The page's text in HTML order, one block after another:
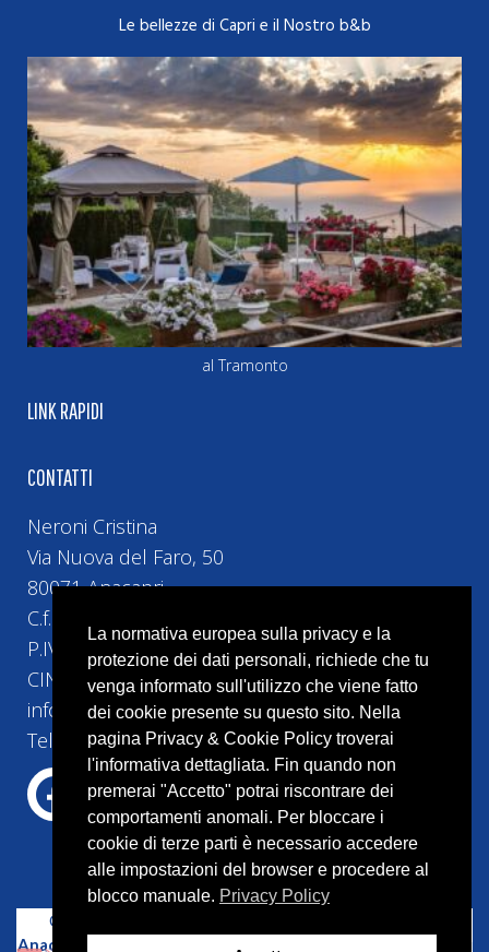
Le bellezze di Capri e il Nostro b&b
al Tramonto
LINK RAPIDI
CONTATTI
Neroni Cristina
Via Nuova del Faro, 50
80071 Anacapri
C.f. NRNCST74H5H5010
P.IVA 10493161219
CIN IT063004B42HRGVIGV
info@bebvillacristina.it
Tel:+39 328 4524 258
Copyright © 2023 –
Anacapri
La normativa europea sulla privacy e la
protezione dei dati personali, richiede che tu
venga informato sull'utilizzo che viene fatto
dei cookie presente su questo sito. Nella
pagina Privacy & Cookie Policy troverai
l'informativa dettagliata. Fin quando non
premerai "Accetto" potrai riscontrare dei
comportamenti anomali. Per bloccare i
cookie di terze parti è necessario accedere
alle impostazioni del browser e procedere al
blocco manuale. Privacy Policy